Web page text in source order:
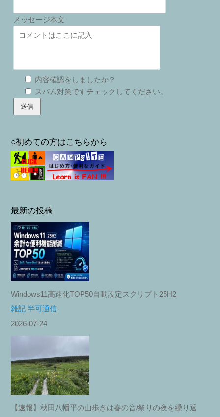
メッセージ本文
内容確認をしましたか？
スパム対策ですチェックしてください。
○初めての方はこちらから
最新の投稿
Windows11高速化TOP50自動設定スクリプト25H2
雑記 半可通信
2026-07-24
【速報】秋田八幡平の山歩きは春の音/祭りの夜を繰り返